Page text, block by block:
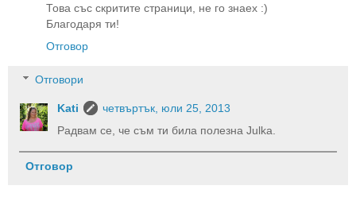
Това със скритите страници, не го знаех :)
Благодаря ти!
Отговор
Отговори
Kati
четвъртък, юли 25, 2013
Радвам се, че съм ти била полезна Julka.
Отговор